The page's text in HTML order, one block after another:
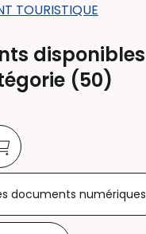
TOURISTIQUE
(50)
documents numériques